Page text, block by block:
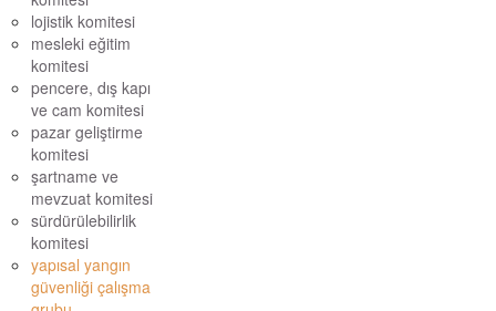
lojistik komitesi
mesleki eğitim
komitesi
pencere, dış kapı
ve cam komitesi
pazar geliştirme
komitesi
şartname ve
mevzuat komitesi
sürdürülebilirlik
komitesi
yapısal yangın
güvenliği çalışma